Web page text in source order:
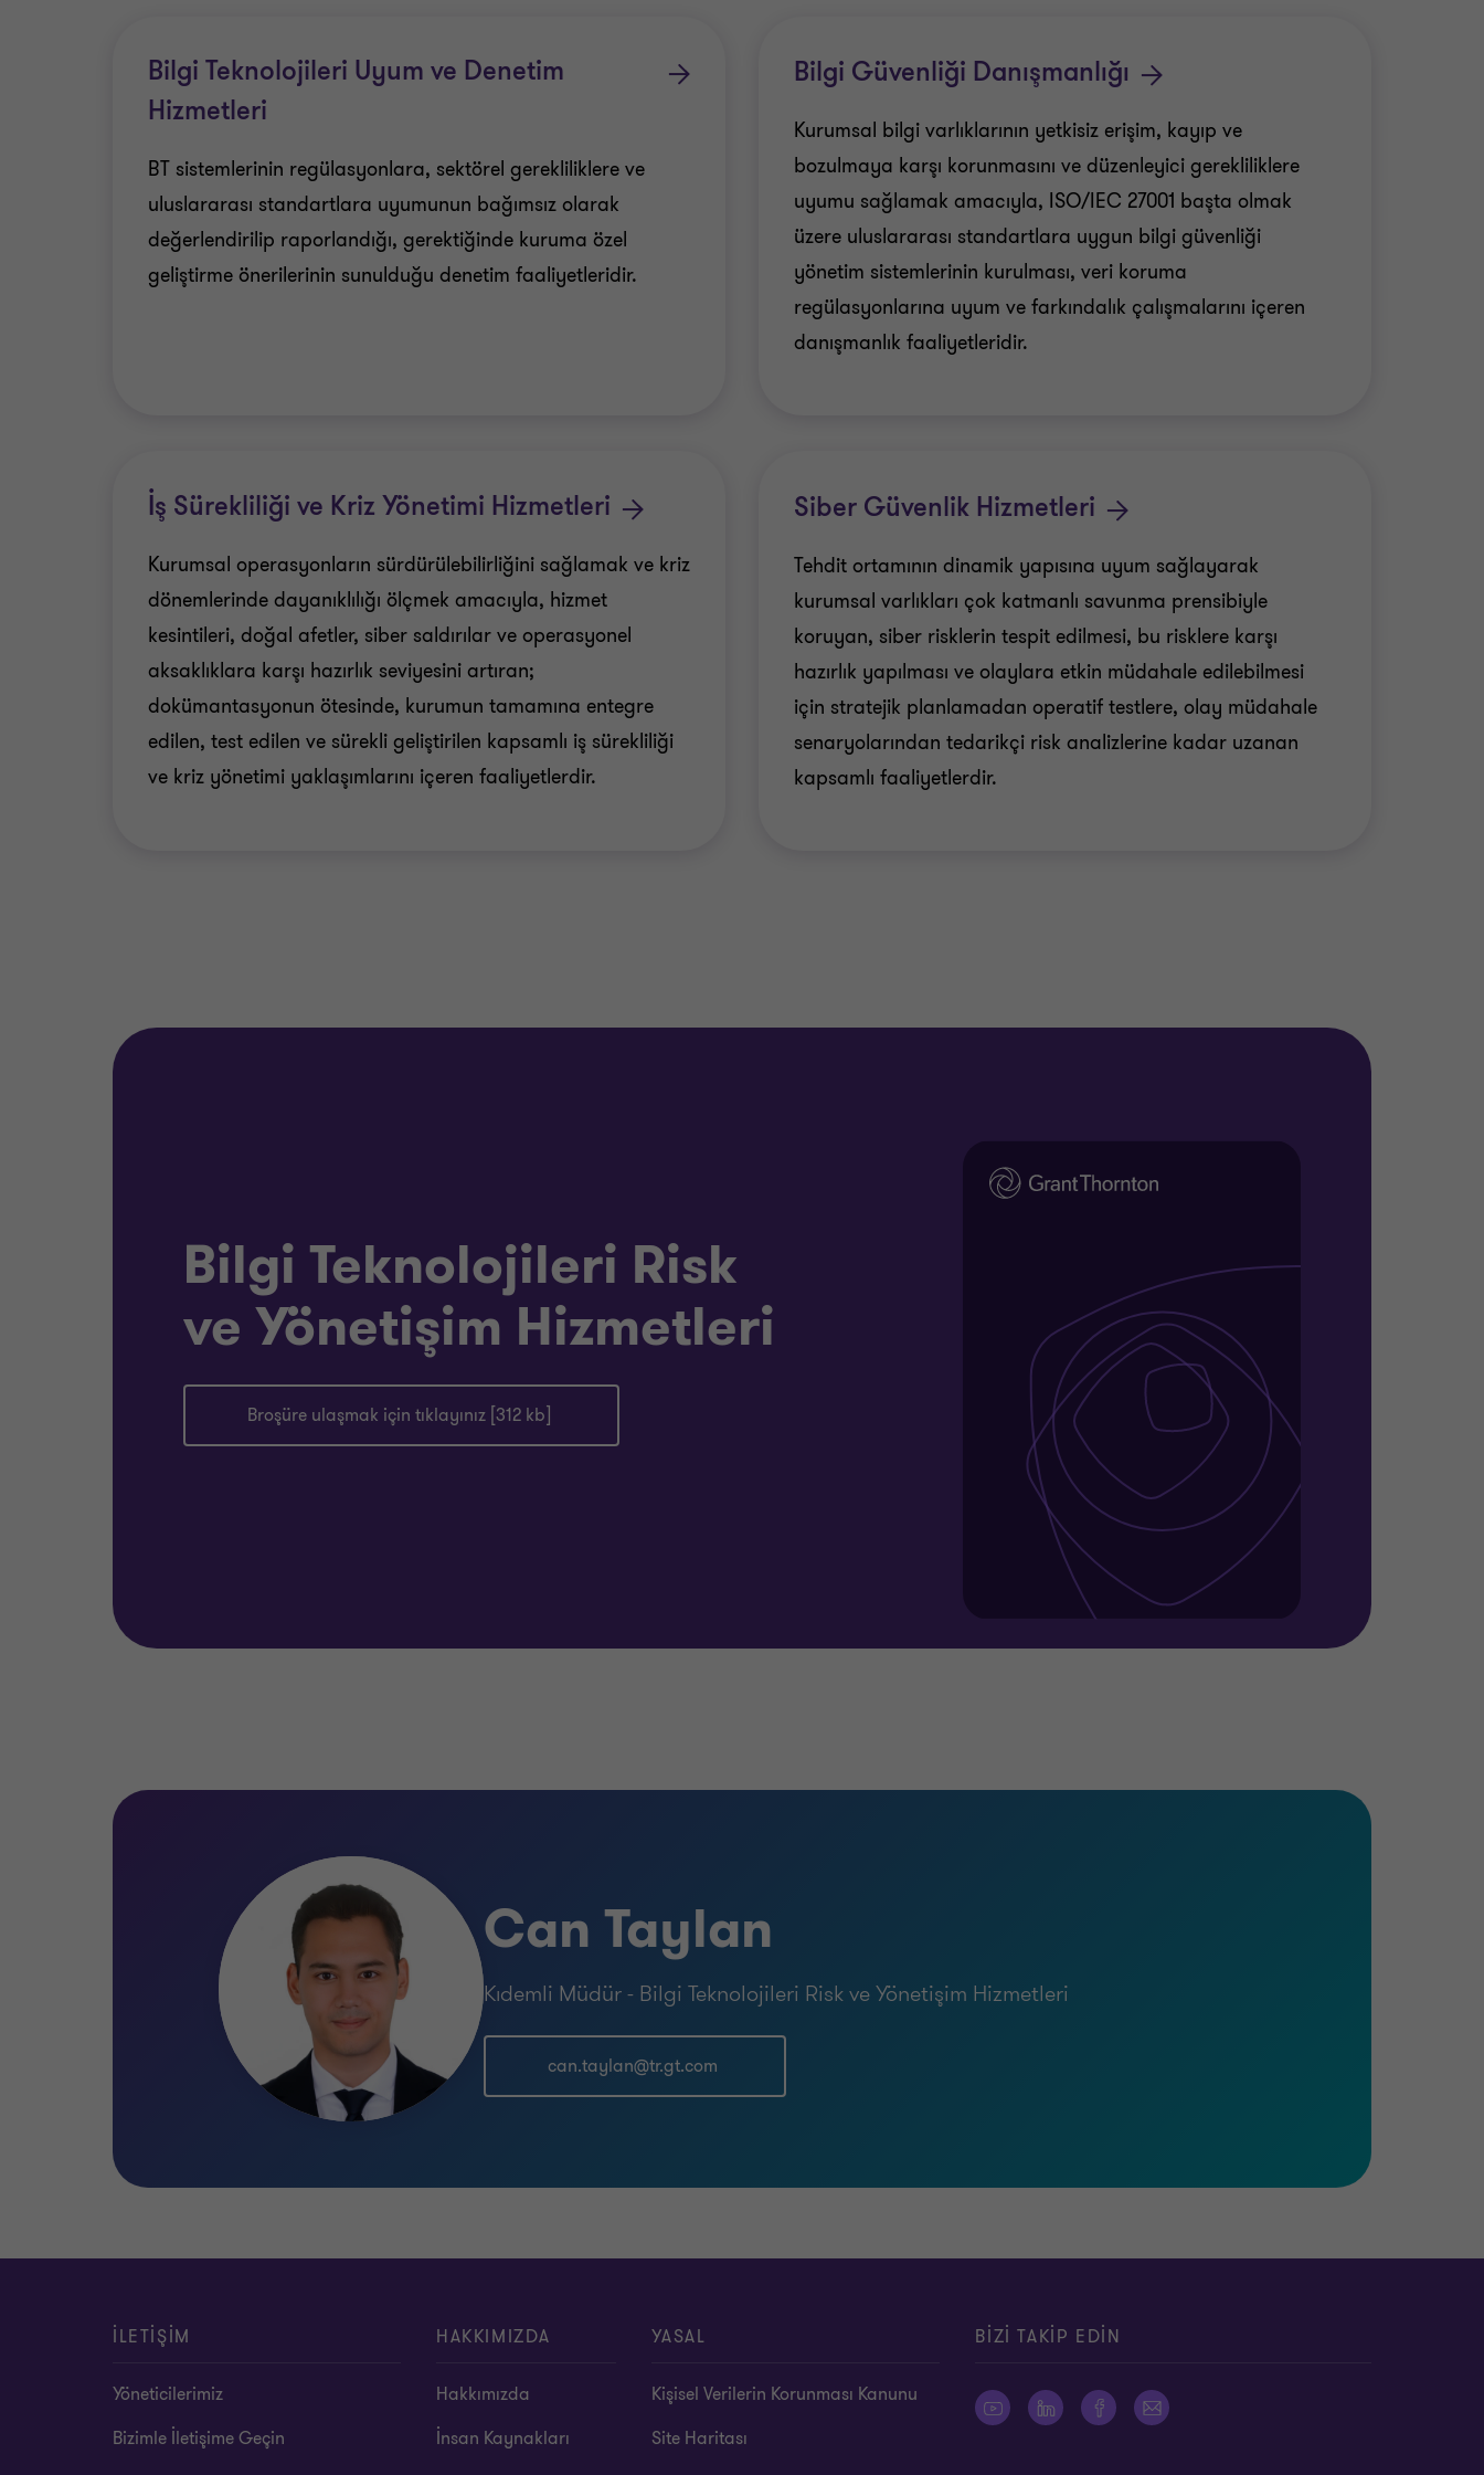
sağlamaktadır.
Bilgi Teknolojileri Uyum ve Denetim
Hizmetleri
BT sistemlerinin regülasyonlara, sektörel gerekliliklere ve
uluslararası standartlara uyumunun bağımsız olarak
değerlendirilip raporlandığı, gerektiğinde kuruma özel
geliştirme önerilerinin sunulduğu denetim faaliyetleridir.
İş Sürekliliği ve Kriz Yönetimi Hizmetleri
Kurumsal operasyonların sürdürülebilirliğini sağlamak ve kriz
dönemlerinde dayanıklılığı ölçmek amacıyla, hizmet
kesintileri, doğal afetler, siber saldırılar ve operasyonel
aksaklıklara karşı hazırlık seviyesini artıran;
dokümantasyonun ötesinde, kurumun tamamına entegre
edilen, test edilen ve sürekli geliştirilen kapsamlı iş sürekliliği
ve kriz yönetimi yaklaşımlarını içeren faaliyetlerdir.
Bilgi Güvenliği Danışmanlığı
Kurumsal bilgi varlıklarının yetkisiz erişim, kayıp ve
bozulmaya karşı korunmasını ve düzenleyici gerekliliklere
uyumu sağlamak amacıyla, ISO/IEC 27001 başta olmak
üzere uluslararası standartlara uygun bilgi güvenliği
yönetim sistemlerinin kurulması, veri koruma
regülasyonlarına uyum ve farkındalık çalışmalarını içeren
danışmanlık faaliyetleridir.
Siber Güvenlik Hizmetleri
Tehdit ortamının dinamik yapısına uyum sağlayarak
kurumsal varlıkları çok katmanlı savunma prensibiyle
koruyan, siber risklerin tespit edilmesi, bu risklere karşı
hazırlık yapılması ve olaylara etkin müdahale edilebilmesi
için stratejik planlamadan operatif testlere, olay müdahale
senaryolarından tedarikçi risk analizlerine kadar uzanan
kapsamlı faaliyetlerdir.
Bilgi Teknolojileri Risk
ve Yönetişim Hizmetleri
Broşüre ulaşmak için tıklayınız [312 kb]
Can Taylan
Kıdemli Müdür - Bilgi Teknolojileri Risk ve Yönetişim Hizmetleri
can.taylan@tr.gt.com
İLETİŞİM
Yöneticilerimiz
Bizimle İletişime Geçin
HAKKIMIZDA
Hakkımızda
İnsan Kaynakları
YASAL
Kişisel Verilerin Korunması Kanunu
Site Haritası
BIZI TAKIP EDIN